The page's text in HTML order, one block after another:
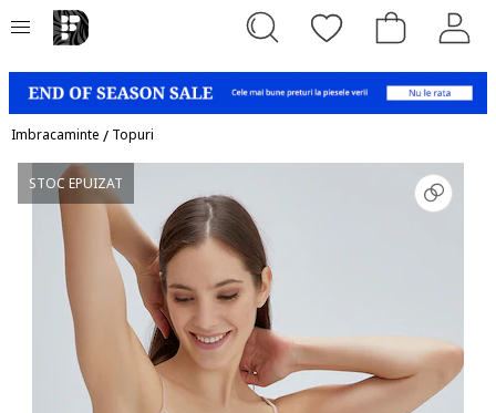
Imbracaminte / Topuri
STOC EPUIZAT